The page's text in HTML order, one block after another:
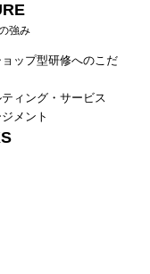
強み
ップ型研修へのこだ
ィング・サービス
メント